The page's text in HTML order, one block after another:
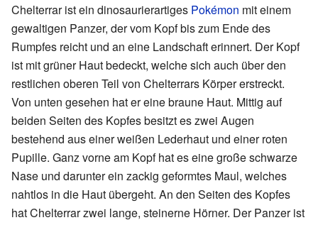
Chelterrar ist ein dinosaurierartiges Pokémon mit einem
gewaltigen Panzer, der vom Kopf bis zum Ende des
Rumpfes reicht und an eine Landschaft erinnert. Der Kopf
ist mit grüner Haut bedeckt, welche sich auch über den
restlichen oberen Teil von Chelterrars Körper erstreckt.
Von unten gesehen hat er eine braune Haut. Mittig auf
beiden Seiten des Kopfes besitzt es zwei Augen
bestehend aus einer weißen Lederhaut und einer roten
Pupille. Ganz vorne am Kopf hat es eine große schwarze
Nase und darunter ein zackig geformtes Maul, welches
nahtlos in die Haut übergeht. An den Seiten des Kopfes
hat Chelterrar zwei lange, steinerne Hörner. Der Panzer ist